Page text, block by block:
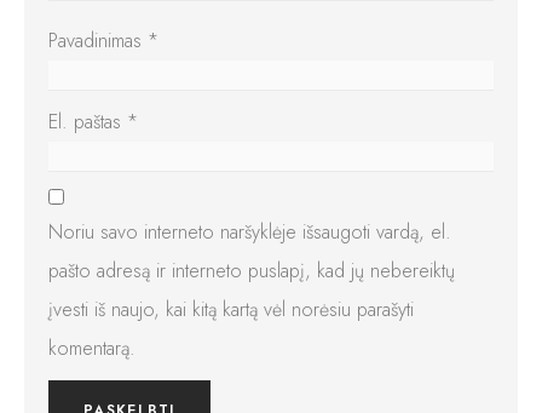
Pavadinimas *
El. paštas *
Noriu savo interneto naršyklėje išsaugoti vardą, el.
pašto adresą ir interneto puslapį, kad jų nebereiktų
įvesti iš naujo, kai kitą kartą vėl norėsiu parašyti
komentarą.